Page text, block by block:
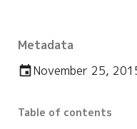
Metadata
November 25,
Table of contents